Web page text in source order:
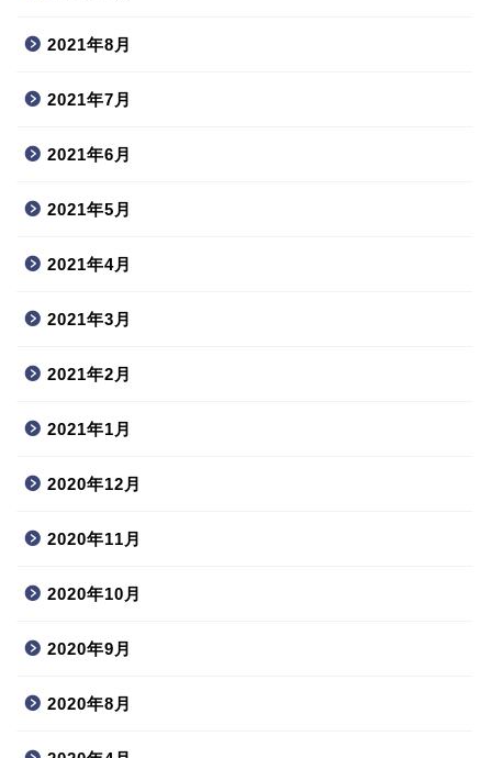
2021年8月
2021年7月
2021年6月
2021年5月
2021年4月
2021年3月
2021年2月
2021年1月
2020年12月
2020年11月
2020年10月
2020年9月
2020年8月